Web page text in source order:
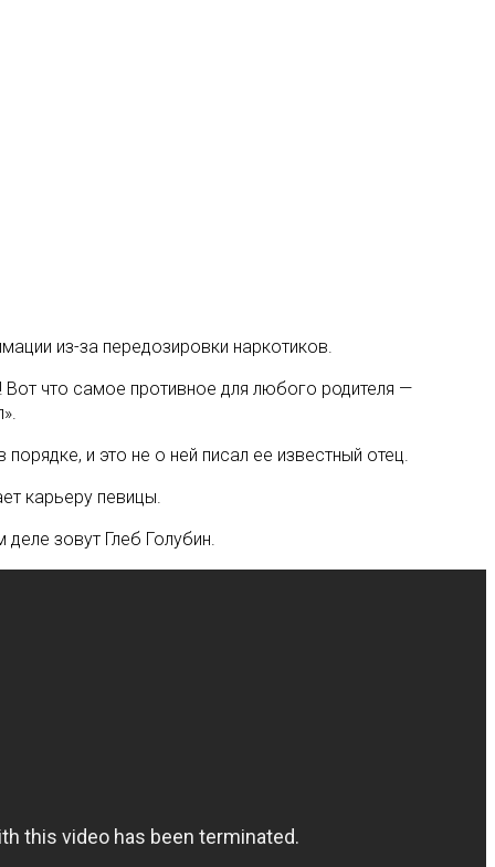
из-за передозировки наркотиков.
что самое противное для любого родителя —
и это не о ней писал ее известный отец.
карьеру певицы.
зовут Глеб Голубин.